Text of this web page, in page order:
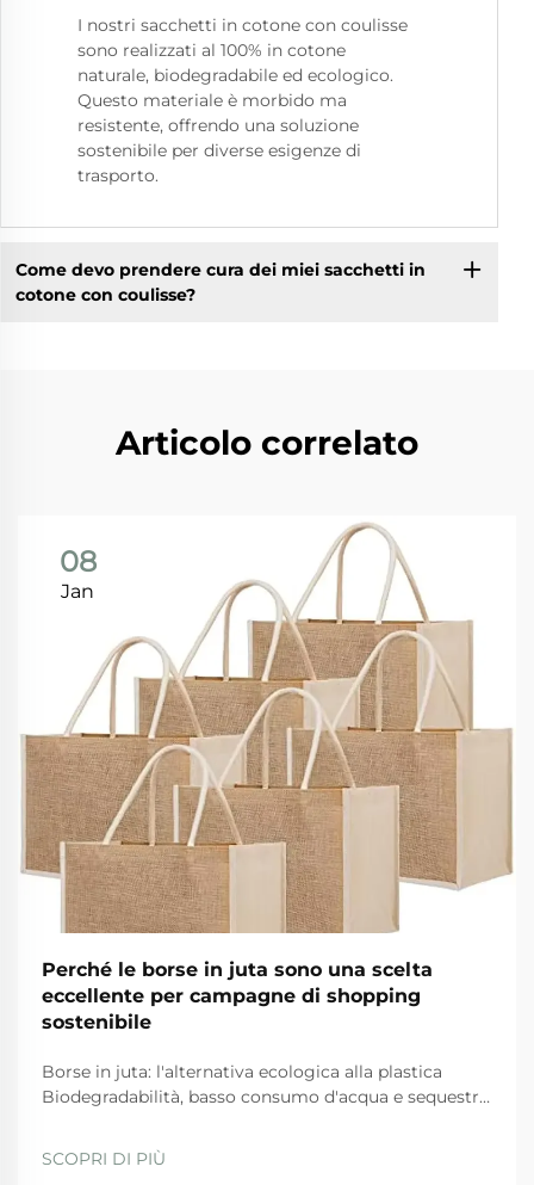
I nostri sacchetti in cotone con coulisse
sono realizzati al 100% in cotone
naturale, biodegradabile ed ecologico.
Questo materiale è morbido ma
resistente, offrendo una soluzione
sostenibile per diverse esigenze di
trasporto.
Come devo prendere cura dei miei sacchetti in
cotone con coulisse?
Articolo correlato
08
Jan
Perché le borse in juta sono una scelta
eccellente per campagne di shopping
sostenibile
Borse in juta: l'alternativa ecologica alla plastica
Biodegradabilità, basso consumo d'acqua e sequestro
sintetiche Quando si tratta di opzioni ecologiche, le
borse in juta si distinguono per diversi motivi. Prima
SCOPRI DI PIÙ